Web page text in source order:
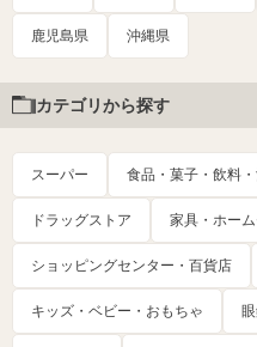
鹿児島県 沖縄県
カテゴリから探す
スーパー 食品・菓子・飲料
ドラッグストア 家具・ホー
ショッピングセンター・百貨店
キッズ・ベビー・おもちゃ